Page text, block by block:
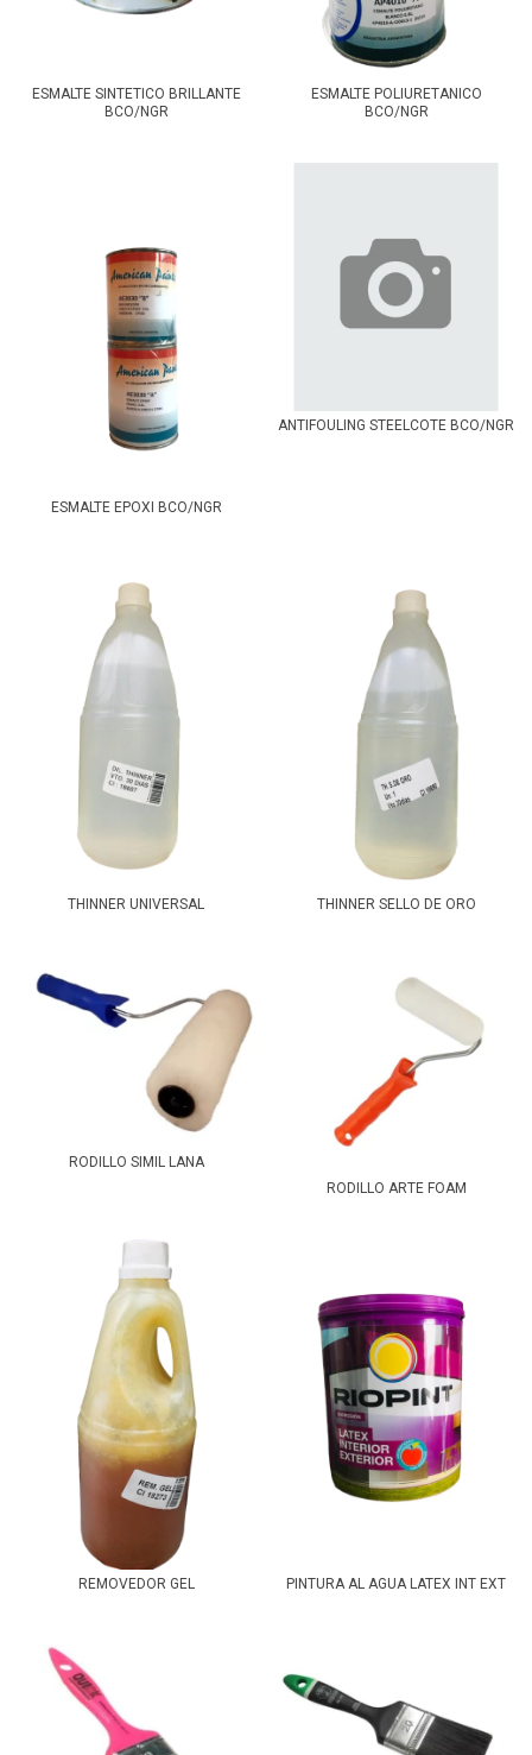
ESMALTE SINTETICO BRILLANTE
BCO/NGR
ESMALTE POLIURETANICO
BCO/NGR
ESMALTE EPOXI BCO/NGR
ANTIFOULING STEELCOTE BCO/NGR
THINNER UNIVERSAL THINNER SELLO DE ORO
RODILLO SIMIL LANA
RODILLO ARTE FOAM
REMOVEDOR GEL PINTURA AL AGUA LATEX INT EXT